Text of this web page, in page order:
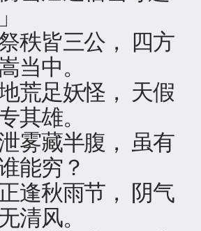
秩皆三公， 四方
当中。
荒足妖怪， 天假
其雄。
雾藏半腹， 虽有
能穷？
逢秋雨节， 阴气
清风。